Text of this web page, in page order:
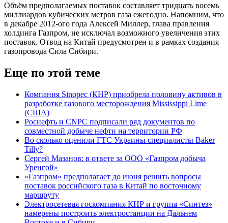
Объём предполагаемых поставок составляет тридцать восемь
миллиардов кубических метров газа ежегодно. Напомним, что
в декабре 2012-ого года Алексей Миллер, глава правления
холдинга Газпром, не исключал возможного увеличения этих
поставок. Отвод на Китай предусмотрен и в рамках создания
газопровода Сила Сибири.
Еще по этой теме
Компания Sinopec (КНР) приобрела половину активов в
разработке газового месторождения Mississippi Lime
(США)
Роснефть и CNPC подписали ряд документов по
совместной добыче нефти на территории РФ
Во сколько оценили ГТС Украины специалисты Baker
Tilly?
Сергей Мазанов: в ответе за ООО «Газпром добыча
Уренгой»
«Газпром» предполагает до июня решить вопросы
поставок российского газа в Китай по восточному
маршруту
Электросетевая госкомпания КНР и группа «Синтез»
намерены построить электростанции на Дальнем